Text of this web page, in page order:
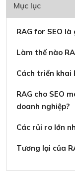
Mục lục
RAG for SEO
Làm thế nào
Cách triển khai
RAG cho SEO
doanh nghiệp?
Các rủi ro lớn
Tương lại của